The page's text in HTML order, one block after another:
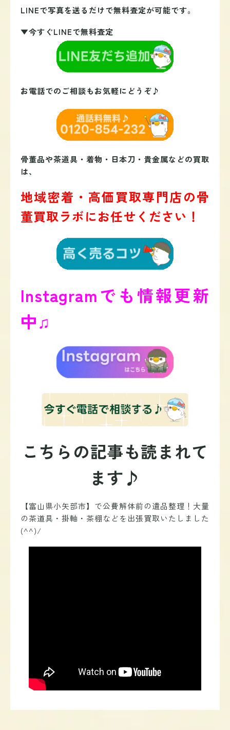
LINEで写真を送るだけで無料査定が可能です。
▼今すぐLINEで無料査定
お電話でのご相談もお気軽にどうぞ♪
骨董品や茶道具・着物・日本刀・貴金属などの買取
は、
地域密着・高価買取専門店の骨
董買取ラボにお任せください！
Instagramでも情報更新
中♫
こちらの記事も読まれて
ます♪
【富山県小矢部市】で公費解体前の遺品整理！大量
の茶道具・掛軸・茶棚などを出張買取いたしました
(^^)/